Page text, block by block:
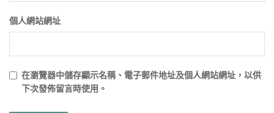
個人網站網址
在瀏覽器中儲存顯示名稱、電子郵件地址及個人網站網址，以供
下次發佈留言時使用。